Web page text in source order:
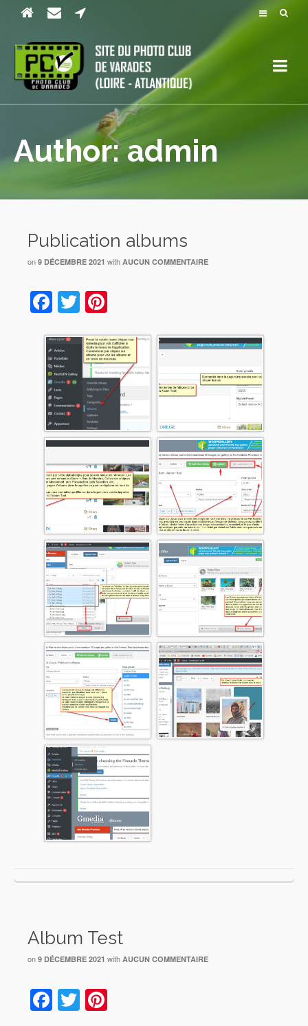
Author: admin
Publication albums
on 9 DÉCEMBRE 2021 with AUCUN COMMENTAIRE
Facebook
Twitter
Album Test
on 9 DÉCEMBRE 2021 with AUCUN COMMENTAIRE
Facebook
Twitter